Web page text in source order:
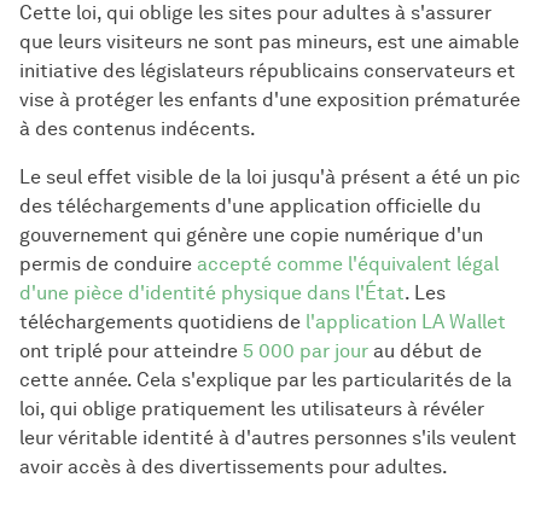
Cette loi, qui oblige les sites pour adultes à s'assurer
que leurs visiteurs ne sont pas mineurs, est une aimable
initiative des législateurs républicains conservateurs et
vise à protéger les enfants d'une exposition prématurée
à des contenus indécents.
Le seul effet visible de la loi jusqu'à présent a été un pic
des téléchargements d'une application officielle du
gouvernement qui génère une copie numérique d'un
permis de conduire accepté comme l'équivalent légal
d'une pièce d'identité physique dans l'État. Les
téléchargements quotidiens de l'application LA Wallet
ont triplé pour atteindre 5 000 par jour au début de
cette année. Cela s'explique par les particularités de la
loi, qui oblige pratiquement les utilisateurs à révéler
leur véritable identité à d'autres personnes s'ils veulent
avoir accès à des divertissements pour adultes.